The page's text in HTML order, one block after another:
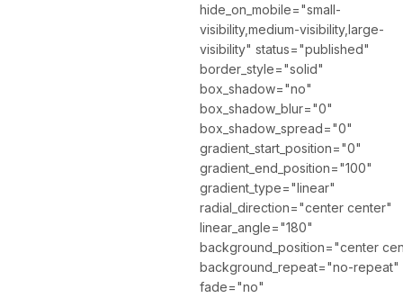
hide_on_mobile="small-
visibility,medium-visibility,large-
visibility" status="published"
border_style="solid"
box_shadow="no"
box_shadow_blur="0"
box_shadow_spread="0"
gradient_start_position="0"
gradient_end_position="100"
gradient_type="linear"
radial_direction="center center"
linear_angle="180"
background_position="center
background_repeat="no-repeat"
fade="no"